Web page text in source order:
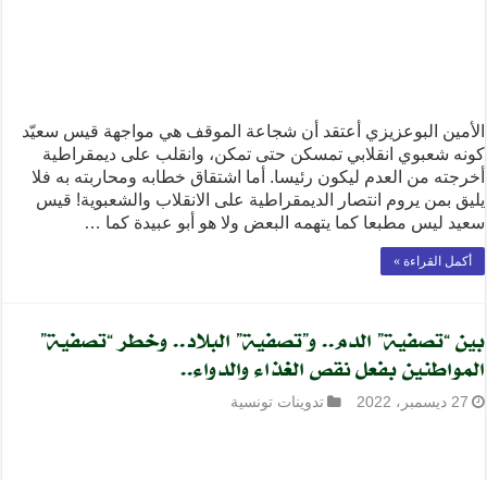
الأمين البوعزيزي أعتقد أن شجاعة الموقف هي مواجهة قيس سعيّد
كونه شعبوي انقلابي تمسكن حتى تمكن، وانقلب على ديمقراطية
أخرجته من العدم ليكون رئيسا. أما اشتقاق خطابه ومحاربته به فلا
يليق بمن يروم انتصار الديمقراطية على الانقلاب والشعبوية! قيس
سعيد ليس مطبعا كما يتهمه البعض ولا هو أبو عبيدة كما …
أكمل القراءة »
بين “تصفية” الدم.. و”تصفية” البلاد.. وخطر “تصفية”
المواطنين بفعل نقص الغذاء والدواء..
27 ديسمبر، 2022 تدوينات تونسية